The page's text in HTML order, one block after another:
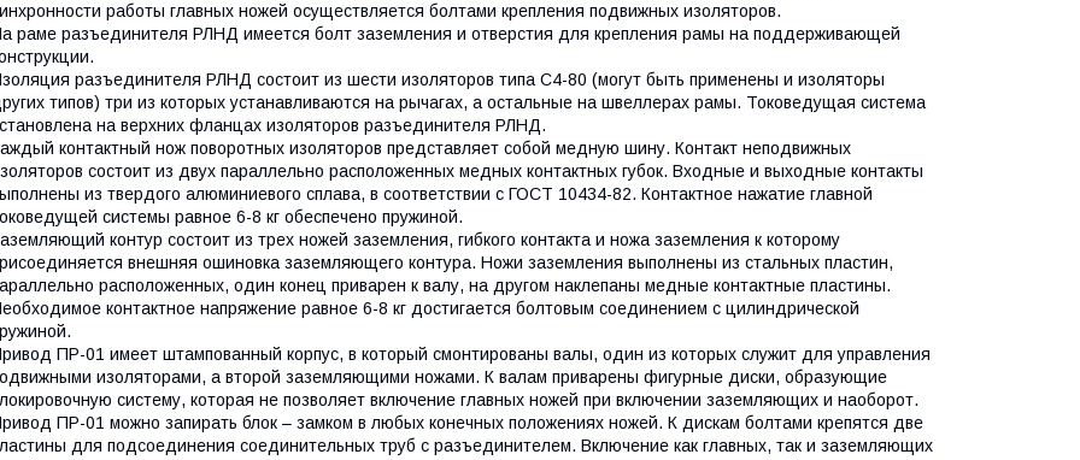
работы главных ножей осуществляется болтами крепления подвижных изоляторов.
раме разъединителя РЛНД имеется болт заземления и отверстия для крепления рамы на поддерживающей
разъединителя РЛНД состоит из шести изоляторов типа С4-80 (могут быть применены и изоляторы
типов) три из которых устанавливаются на рычагах, а остальные на швеллерах рамы. Токоведущая система
на верхних фланцах изоляторов разъединителя РЛНД.
контактный нож поворотных изоляторов представляет собой медную шину. Контакт неподвижных
состоит из двух параллельно расположенных медных контактных губок. Входные и выходные контакты
из твердого алюминиевого сплава, в соответствии с ГОСТ 10434-82. Контактное нажатие главной
системы равное 6-8 кг обеспечено пружиной.
контур состоит из трех ножей заземления, гибкого контакта и ножа заземления к которому
внешняя ошиновка заземляющего контура. Ножи заземления выполнены из стальных пластин,
расположенных, один конец приварен к валу, на другом наклепаны медные контактные пластины.
контактное напряжение равное 6-8 кг достигается болтовым соединением с цилиндрической
ПР-01 имеет штампованный корпус, в который смонтированы валы, один из которых служит для управления
изоляторами, а второй заземляющими ножами. К валам приварены фигурные диски, образующие
систему, которая не позволяет включение главных ножей при включении заземляющих и наоборот.
ПР-01 можно запирать блок – замком в любых конечных положениях ножей. К дискам болтами крепятся две
для подсоединения соединительных труб с разъединителем. Включение как главных, так и заземляющих